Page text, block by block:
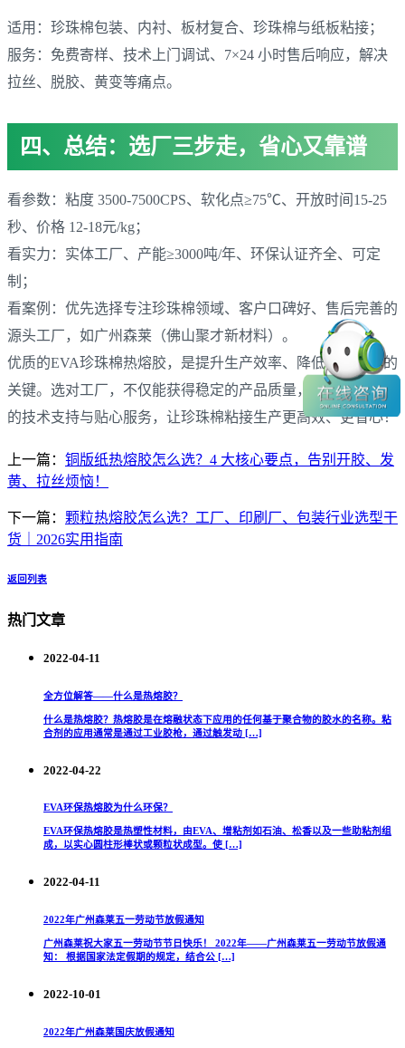
适用：珍珠棉包装、内衬、板材复合、珍珠棉与纸板粘接；
服务：免费寄样、技术上门调试、7×24 小时售后响应，解决
拉丝、脱胶、黄变等痛点。
四、总结：选厂三步走，省心又靠谱
看参数：粘度 3500-7500CPS、软化点≥75℃、开放时间15-25
秒、价格 12-18元/kg；
看实力：实体工厂、产能≥3000吨/年、环保认证齐全、可定
制；
看案例：优先选择专注珍珠棉领域、客户口碑好、售后完善的
源头工厂，如广州森莱（佛山聚才新材料）。
优质的EVA珍珠棉热熔胶，是提升生产效率、降低售后成本的
关键。选对工厂，不仅能获得稳定的产品质量，更能享受专业
的技术支持与贴心服务，让珍珠棉粘接生产更高效、更省心！
上一篇： 铜版纸热熔胶怎么选？4 大核心要点，告别开胶、发
黄、拉丝烦恼！
下一篇： 颗粒热熔胶怎么选？工厂、印刷厂、包装行业选型干
货｜2026实用指南
返回列表
热门文章
2022-04-11
全方位解答——什么是热熔胶？
什么是热熔胶？热熔胶是在熔融状态下应用的任何基于聚合物的胶水的名称。粘
合剂的应用通常是通过工业胶枪，通过触发动 […]
2022-04-22
EVA环保热熔胶为什么环保？
EVA环保热熔胶是热塑性材料，由EVA、增粘剂如石油、松香以及一些助粘剂组
成，以实心圆柱形棒状或颗粒状成型。使 […]
2022-04-11
2022年广州森莱五一劳动节放假通知
广州森莱祝大家五一劳动节节日快乐！ 2022年——广州森莱五一劳动节放假通
知： 根据国家法定假期的规定，结合公 […]
2022-10-01
2022年广州森莱国庆放假通知